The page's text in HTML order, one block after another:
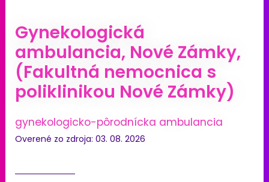
Gynekologická
ambulancia, Nové Zámky,
(Fakultná nemocnica s
poliklinikou Nové Zámky)
gynekologicko-pôrodnícka ambulancia
Overené zo zdroja: 03. 08. 2026